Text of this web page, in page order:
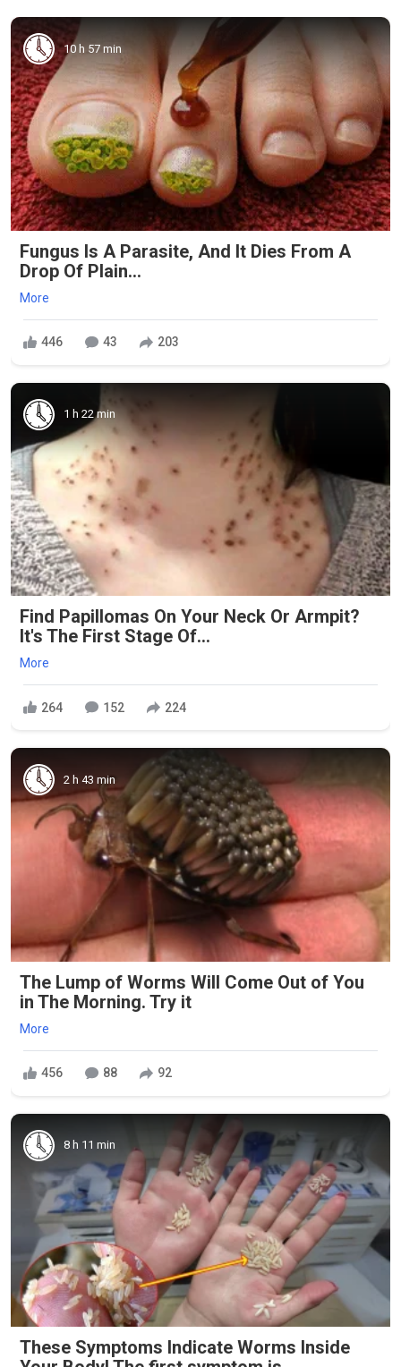
10 h 57 min
Fungus Is A Parasite, And It Dies From A
Drop Of Plain...
More
446 43 203
1 h 22 min
Find Papillomas On Your Neck Or Armpit?
It's The First Stage Of...
More
264 152 224
2 h 43 min
The Lump of Worms Will Come Out of You
in The Morning. Try it
More
456 88 92
8 h 11 min
These Symptoms Indicate Worms Inside